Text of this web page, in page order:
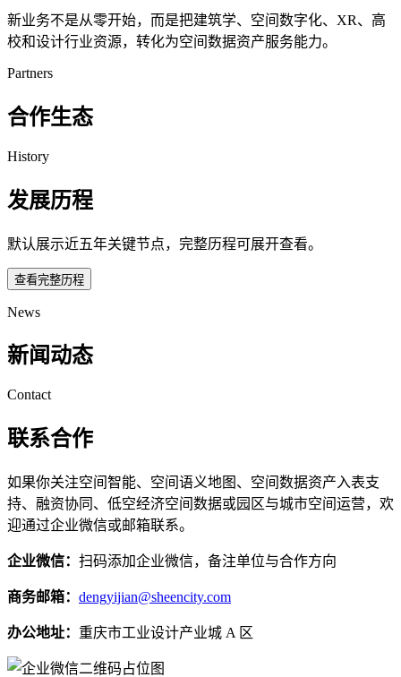
新业务不是从零开始，而是把建筑学、空间数字化、XR、高
校和设计行业资源，转化为空间数据资产服务能力。
Partners
合作生态
History
发展历程
默认展示近五年关键节点，完整历程可展开查看。
查看完整历程
News
新闻动态
Contact
联系合作
如果你关注空间智能、空间语义地图、空间数据资产入表支
持、融资协同、低空经济空间数据或园区与城市空间运营，欢
迎通过企业微信或邮箱联系。
企业微信： 扫码添加企业微信，备注单位与合作方向
商务邮箱： dengyijian@sheencity.com
办公地址： 重庆市工业设计产业城 A 区